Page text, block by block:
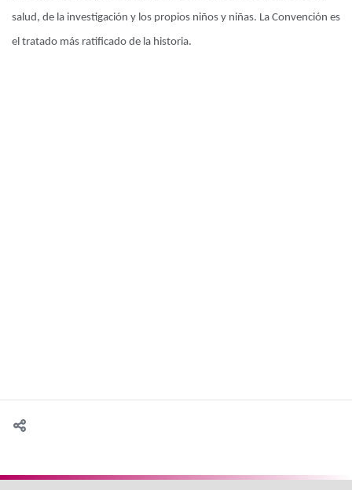
salud, de la investigación y los propios niños y niñas. La Convención es
el tratado más ratificado de la historia.